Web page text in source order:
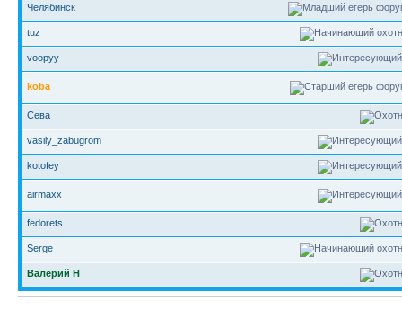
Челябинск
tuz
voopyy
koba
Сева
vasily_zabugrom
kotofey
airmaxx
fedorets
Serge
Валерий Н